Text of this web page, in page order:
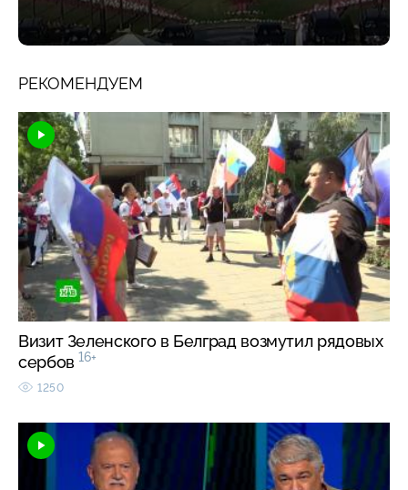
РЕКОМЕНДУЕМ
Визит Зеленского в Белград возмутил рядовых
сербов 16+
1250